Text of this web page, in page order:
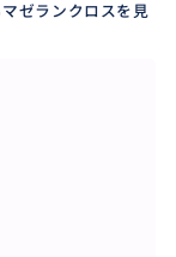
ゼランクロスを見